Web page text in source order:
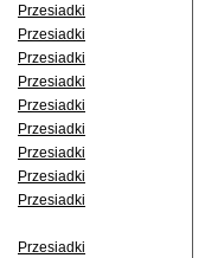
Przesiadki
Przesiadki
Przesiadki
Przesiadki
Przesiadki
Przesiadki
Przesiadki
Przesiadki
Przesiadki
Przesiadki